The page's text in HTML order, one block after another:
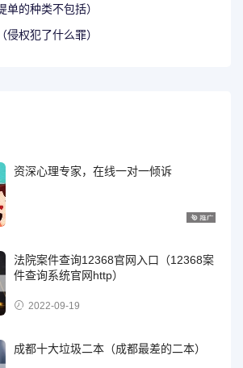
单的种类不包括）
侵权犯了什么罪）
资深心理专家，在线一对一倾诉
法院案件查询12368官网入口（12368案
件查询系统官网http）
2022-09-19
成都十大垃圾二本（成都最差的二本）